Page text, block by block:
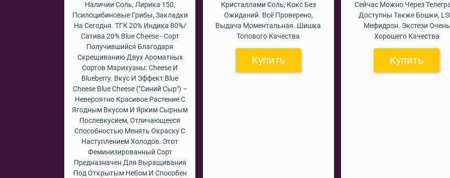
Наличии Соль, Лирика 150,
Псилоцибиновые Грибы, Закладки
На Сегодня. ТГК 20% Индика 80%/
Сатива 20% Blue Cheese - Сорт
Получившийся Благодаря
Скрещиванию Двух Ароматных
Сортов Марихуаны: Cheese И
Blueberry. Вкус И Эффект Blue
Cheese Blue Cheese ("Синий Сыр") –
Невероятно Красивое Растение С
Ягодным Вкусом И Ярким Сырным
Послевкусием, Отличающееся
Способностью Менять Окраску С
Наступлением Холодов. Этот
Феминизированный Сорт
Предназначен Для Выращивания
Под Открытым Небом И Способен
Кристаллами Соль, Кокс Без
Ожиданий. Всё Проверено,
Выдача Моментальная. Шишка
Топового Качества
Купить
Сейчас Можно Через
Доступны Также Бошки,
Мефидрон. Экстези Очень
Хорошего Качества
Купить